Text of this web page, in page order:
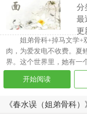
分
最
更
姐弟骨科+掉马文学+
肉，为爱发电不收费。夏
界。这个世界里，她有一
开始阅读
《春水误（姐弟骨科